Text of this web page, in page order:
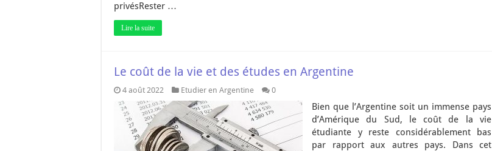
privésRester …
Lire la suite
Le coût de la vie et des études en Argentine
4 août 2022 Etudier en Argentine 0
Bien que l’Argentine soit un immense pays
d’Amérique du Sud, le coût de la vie
étudiante y reste considérablement bas
par rapport aux autres pays. Dans cet